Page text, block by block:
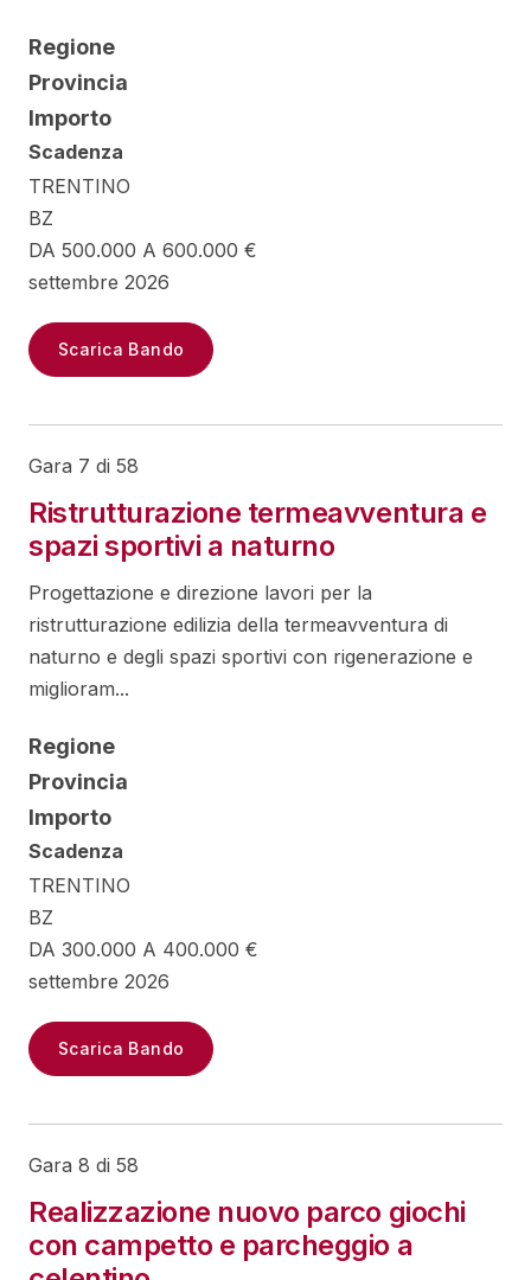
Regione
Provincia
Importo
Scadenza
TRENTINO
BZ
DA 500.000 A 600.000 €
settembre 2026
Scarica Bando
Gara 7 di 58
Ristrutturazione termeavventura e
spazi sportivi a naturno
Progettazione e direzione lavori per la
ristrutturazione edilizia della termeavventura di
naturno e degli spazi sportivi con rigenerazione e
miglioram...
Regione
Provincia
Importo
Scadenza
TRENTINO
BZ
DA 300.000 A 400.000 €
settembre 2026
Scarica Bando
Gara 8 di 58
Realizzazione nuovo parco giochi
con campetto e parcheggio a